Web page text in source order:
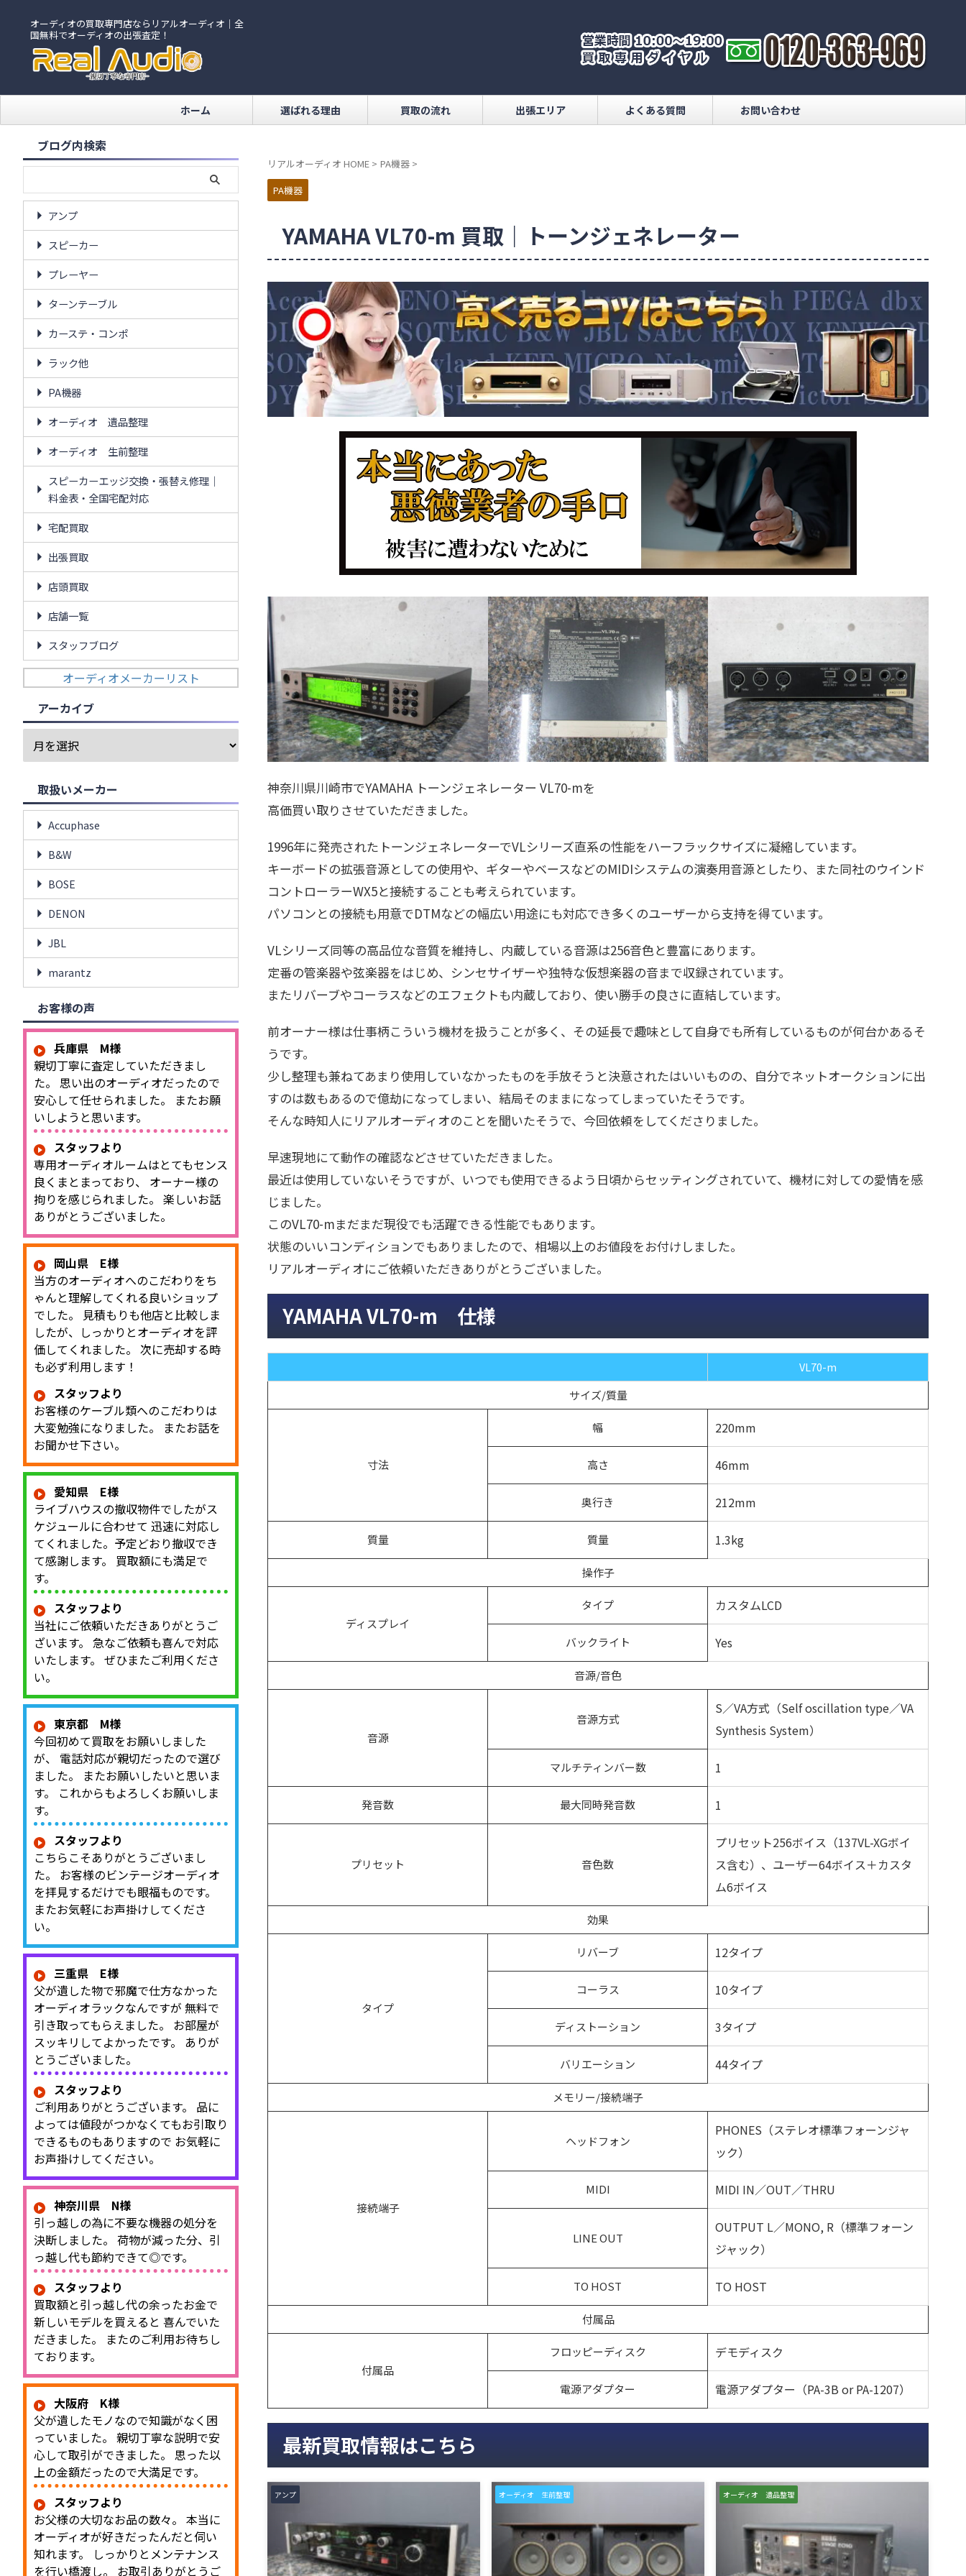
オーディオの買取専門店ならリアルオーディオ｜全
国無料でオーディオの出張査定！
ホーム 選ばれる理由 買取の流れ 出張エリア よくある質問 お問い合わせ
リアルオーディオ HOME > PA機器 >
PA機器
YAMAHA VL70-m 買取｜トーンジェネレーター
神奈川県川崎市でYAMAHA トーンジェネレーター VL70-mを
高価買い取りさせていただきました。
1996年に発売されたトーンジェネレーターでVLシリーズ直系の性能をハーフラックサイズに凝縮しています。
キーボードの拡張音源としての使用や、ギターやベースなどのMIDIシステムの演奏用音源としたり、また同社のウインド
コントローラーWX5と接続することも考えられています。
パソコンとの接続も用意でDTMなどの幅広い用途にも対応でき多くのユーザーから支持を得ています。
VLシリーズ同等の高品位な音質を維持し、内蔵している音源は256音色と豊富にあります。
定番の管楽器や弦楽器をはじめ、シンセサイザーや独特な仮想楽器の音まで収録されています。
またリバーブやコーラスなどのエフェクトも内蔵しており、使い勝手の良さに直結しています。
前オーナー様は仕事柄こういう機材を扱うことが多く、その延長で趣味として自身でも所有しているものが何台かあるそ
うです。
少し整理も兼ねてあまり使用していなかったものを手放そうと決意されたはいいものの、自分でネットオークションに出
すのは数もあるので億劫になってしまい、結局そのままになってしまっていたそうです。
そんな時知人にリアルオーディオのことを聞いたそうで、今回依頼をしてくださりました。
早速現地にて動作の確認などさせていただきました。
最近は使用していないそうですが、いつでも使用できるよう日頃からセッティングされていて、機材に対しての愛情を感
じました。
このVL70-mまだまだ現役でも活躍できる性能でもあります。
状態のいいコンディションでもありましたので、相場以上のお値段をお付けしました。
リアルオーディオにご依頼いただきありがとうございました。
YAMAHA VL70-m 仕様
VL70-m
サイズ/質量
寸法
幅 220mm
高さ 46mm
奥行き 212mm
質量 質量 1.3kg
操作子
ディスプレイ
タイプ カスタムLCD
バックライト Yes
音源/音色
音源
音源方式
S／VA方式（Self oscillation type／VA
Synthesis System）
マルチティンバー数 1
発音数 最大同時発音数 1
プリセット 音色数
プリセット256ボイス（137VL-XGボイ
ス含む）、ユーザー64ボイス＋カスタ
ム6ボイス
効果
タイプ
リバーブ 12タイプ
コーラス 10タイプ
ディストーション 3タイプ
バリエーション 44タイプ
メモリー/接続端子
接続端子
ヘッドフォン
PHONES（ステレオ標準フォーンジャ
ック）
MIDI MIDI IN／OUT／THRU
LINE OUT
OUTPUT L／MONO, R（標準フォーン
ジャック）
TO HOST TO HOST
付属品
付属品
フロッピーディスク デモディスク
電源アダプター 電源アダプター（PA-3B or PA-1207）
最新買取情報はこちら
アンプ オーディオ 生前整理 オーディオ 遺品整理
ブログ内検索
アンプ
スピーカー
プレーヤー
ターンテーブル
カーステ・コンポ
ラック他
PA機器
オーディオ 遺品整理
オーディオ 生前整理
スピーカーエッジ交換・張替え修理｜
料金表・全国宅配対応
宅配買取
出張買取
店頭買取
店舗一覧
スタッフブログ
オーディオメーカーリスト
アーカイブ
取扱いメーカー
Accuphase
B&W
BOSE
DENON
JBL
marantz
お客様の声
兵庫県 M様
親切丁寧に査定していただきまし
た。 思い出のオーディオだったので
安心して任せられました。 またお願
いしようと思います。
スタッフより
専用オーディオルームはとてもセンス
良くまとまっており、 オーナー様の
拘りを感じられました。 楽しいお話
ありがとうございました。
岡山県 E様
当方のオーディオへのこだわりをち
ゃんと理解してくれる良いショップ
でした。 見積もりも他店と比較しま
したが、しっかりとオーディオを評
価してくれました。 次に売却する時
も必ず利用します！
スタッフより
お客様のケーブル類へのこだわりは
大変勉強になりました。 またお話を
お聞かせ下さい。
愛知県 E様
ライブハウスの撤収物件でしたがス
ケジュールに合わせて 迅速に対応し
てくれました。予定どおり撤収でき
て感謝します。 買取額にも満足で
す。
スタッフより
当社にご依頼いただきありがとうご
ざいます。 急なご依頼も喜んで対応
いたします。 ぜひまたご利用くださ
い。
東京都 M様
今回初めて買取をお願いしました
が、 電話対応が親切だったので選び
ました。 またお願いしたいと思いま
す。 これからもよろしくお願いしま
す。
スタッフより
こちらこそありがとうございまし
た。 お客様のビンテージオーディオ
を拝見するだけでも眼福ものです。
またお気軽にお声掛けしてくださ
い。
三重県 E様
父が遺した物で邪魔で仕方なかった
オーディオラックなんですが 無料で
引き取ってもらえました。 お部屋が
スッキリしてよかったです。 ありが
とうございました。
スタッフより
ご利用ありがとうございます。 品に
よっては値段がつかなくてもお引取り
できるものもありますので お気軽に
お声掛けしてください。
神奈川県 N様
引っ越しの為に不要な機器の処分を
決断しました。 荷物が減った分、引
っ越し代も節約できて◎です。
スタッフより
買取額と引っ越し代の余ったお金で
新しいモデルを買えると 喜んでいた
だきました。 またのご利用お待ちし
ております。
大阪府 K様
父が遺したモノなので知識がなく困
っていました。 親切丁寧な説明で安
心して取引ができました。 思った以
上の金額だったので大満足です。
スタッフより
お父様の大切なお品の数々。 本当に
オーディオが好きだったんだと伺い
知れます。 しっかりとメンテナンス
を行い橋渡し。 お取引ありがとうご